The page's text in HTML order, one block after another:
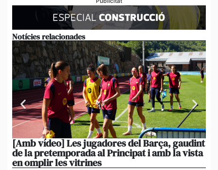
Notícies relacionades
[Amb vídeo] Les jugadores del Barça, gaudint
de la pretemporada al Principat i amb la vista
en omplir les vitrines